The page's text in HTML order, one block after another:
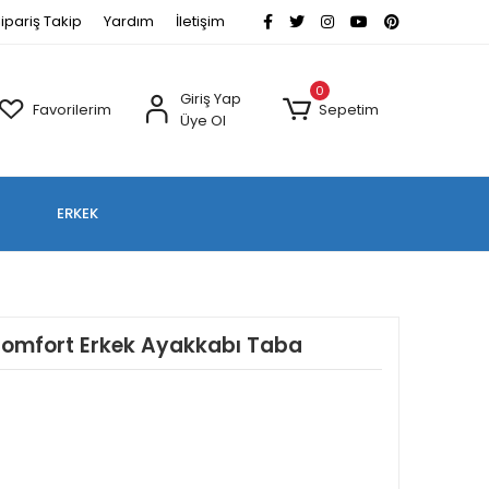
Takip Yardım İletişim
Favorilerim
Giriş Yap
Üye Ol
0
Sepetim
ERKEK
Erkek Ayakkabı Taba